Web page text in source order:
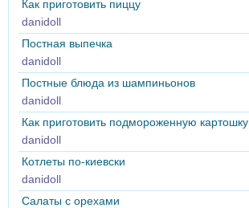
Как приготовить пиццу
danidoll
Постная выпечка
danidoll
Постные блюда из шампиньонов
danidoll
Как приготовить подмороженную картошку
danidoll
Котлеты по-киевски
danidoll
Салаты с орехами